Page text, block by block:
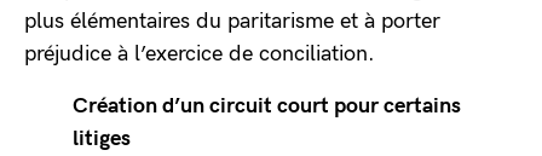
plus élémentaires du paritarisme et à porter
préjudice à l’exercice de conciliation.
Création d’un circuit court pour certains
litiges